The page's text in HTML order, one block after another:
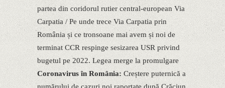
partea din coridorul rutier central-european Via
Carpatia / Pe unde trece Via Carpatia prin
România și ce tronsoane mai avem și noi de
terminat CCR respinge sesizarea USR privind
bugetul pe 2022. Legea merge la promulgare
Coronavirus în România:Creștere puternică a